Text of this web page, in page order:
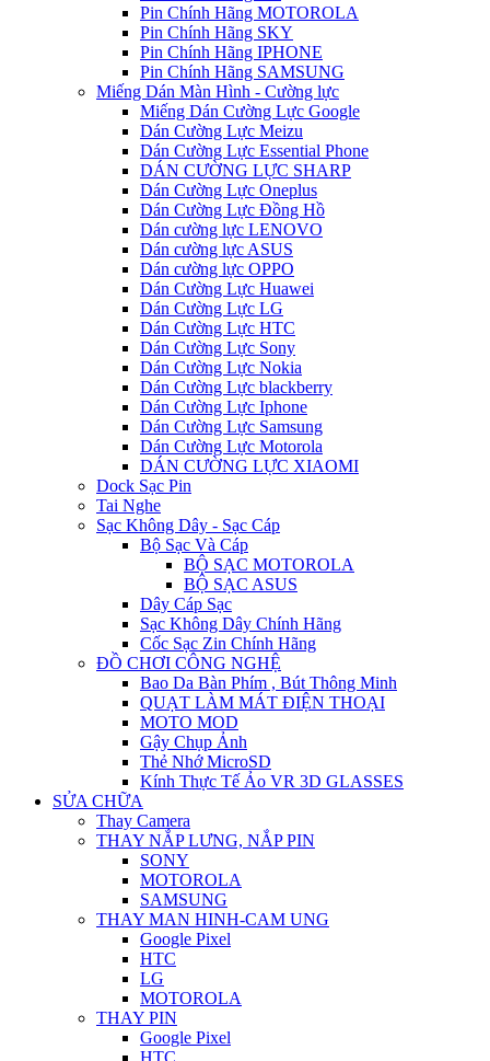
Pin Chính Hãng MOTOROLA
Pin Chính Hãng SKY
Pin Chính Hãng IPHONE
Pin Chính Hãng SAMSUNG
Miếng Dán Màn Hình - Cường lực
Miếng Dán Cường Lực Google
Dán Cường Lực Meizu
Dán Cường Lực Essential Phone
DÁN CƯỜNG LỰC SHARP
Dán Cường Lực Oneplus
Dán Cường Lực Đồng Hồ
Dán cường lực LENOVO
Dán cường lực ASUS
Dán cường lực OPPO
Dán Cường Lực Huawei
Dán Cường Lực LG
Dán Cường Lực HTC
Dán Cường Lực Sony
Dán Cường Lực Nokia
Dán Cường Lực blackberry
Dán Cường Lực Iphone
Dán Cường Lực Samsung
Dán Cường Lực Motorola
DÁN CƯỜNG LỰC XIAOMI
Dock Sạc Pin
Tai Nghe
Sạc Không Dây - Sạc Cáp
Bộ Sạc Và Cáp
BỘ SẠC MOTOROLA
BỘ SẠC ASUS
Dây Cáp Sạc
Sạc Không Dây Chính Hãng
Cốc Sạc Zin Chính Hãng
ĐỒ CHƠI CÔNG NGHỆ
Bao Da Bàn Phím , Bút Thông Minh
QUẠT LÀM MÁT ĐIỆN THOẠI
MOTO MOD
Gậy Chụp Ảnh
Thẻ Nhớ MicroSD
Kính Thực Tế Ảo VR 3D GLASSES
SỬA CHỮA
Thay Camera
THAY NẮP LƯNG, NẮP PIN
SONY
MOTOROLA
SAMSUNG
THAY MAN HINH-CAM UNG
Google Pixel
HTC
LG
MOTOROLA
THAY PIN
Google Pixel
HTC